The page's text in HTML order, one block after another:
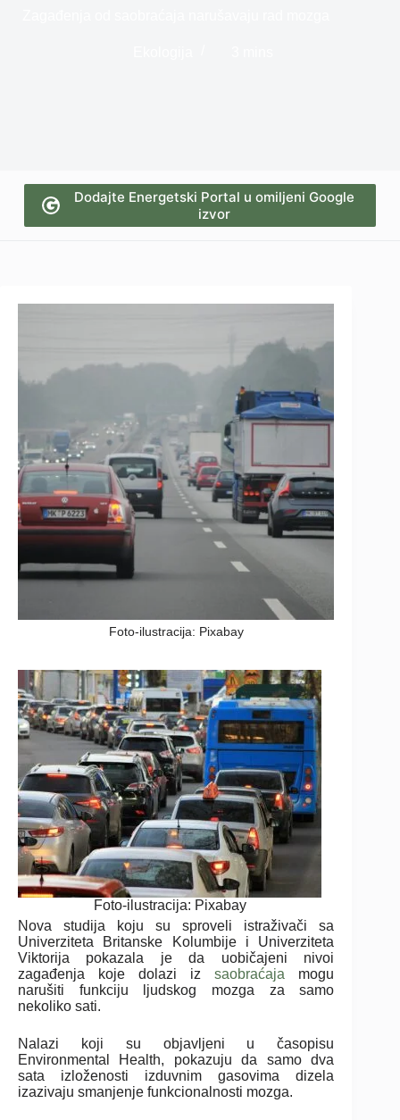
Dodajte Energetski Portal u omiljeni Google
izvor
Foto-ilustracija: Pixabay
Foto-ilustracija: Pixabay
Nova studija koju su sproveli istraživači sa
Univerziteta Britanske Kolumbije i Univerziteta
Viktorija pokazala je da uobičajeni nivoi
zagađenja koje dolazi izsaobraćaja mogu
narušiti funkciju ljudskog mozga za samo
nekoliko sati.
Nalazi koji su objavljeni u časopisu
Environmental Health, pokazuju da samo dva
sata izloženosti izduvnim gasovima dizela
izazivaju smanjenje funkcionalnosti mozga.